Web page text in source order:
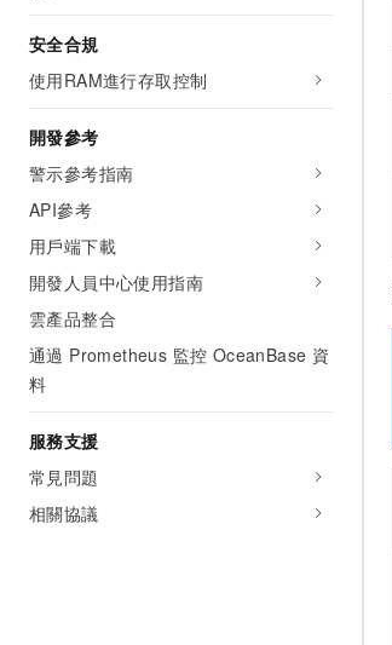
安全合規
使用RAM進行存取控制
開發參考
警示參考指南
API參考
用戶端下載
開發人員中心使用指南
雲產品整合
通過 Prometheus 監控 OceanBase 資
料
服務支援
常見問題
相關協議